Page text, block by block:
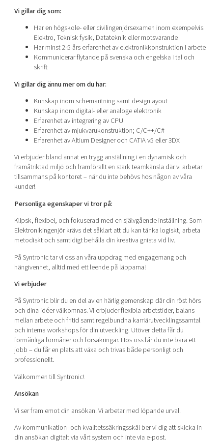
Vi gillar dig som:
Har en högskole- eller civilingenjörsexamen inom exempelvis
Elektro, Teknisk fysik, Datateknik eller motsvarande
Har minst 2-5 års erfarenhet av elektronikkonstruktion i arbete
Kommunicerar flytande på svenska och engelska i tal och
skrift
Vi gillar dig ännu mer om du har:
Kunskap inom schemaritning samt designlayout
Kunskap inom digital- eller analoge elektronik
Erfarenhet av integrering av CPU
Erfarenhet av mjukvarukonstruktion; C/C++/C#
Erfarenhet av Altium Designer och CATIA v5 eller 3DX
Vi erbjuder bland annat en trygg anställning i en dynamisk och
framåtriktad miljö och framförallt en stark teamkänsla där vi arbetar
tillsammans på kontoret – när du inte behövs hos någon av våra
kunder!
Personliga egenskaper vi tror på:
Klipsk, flexibel, och fokuserad med en självgående inställning. Som
Elektronikingenjör krävs det såklart att du kan tänka logiskt, arbeta
metodiskt och samtidigt behålla din kreativa gnista vid liv.
På Syntronic tar vi oss an våra uppdrag med engagemang och
hängivenhet, alltid med ett leende på läpparna!
Vi erbjuder
På Syntronic blir du en del av en härlig gemenskap där din röst hörs
och dina idéer välkomnas. Vi erbjuder flexibla arbetstider, balans
mellan arbete och fritid samt regelbundna karriärutvecklingssamtal
och interna workshops för din utveckling. Utöver detta får du
förmånliga förmåner och försäkringar. Hos oss får du inte bara ett
jobb – du får en plats att växa och trivas både personligt och
professionellt.
Välkommen till Syntronic!
Ansökan
Vi ser fram emot din ansökan. Vi arbetar med löpande urval.
Av kommunikation- och kvalitetssäkringsskäl ber vi dig att skicka in
din ansökan digitalt via vårt system och inte via e-post.